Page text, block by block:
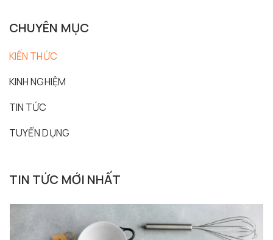
CHUYÊN MỤC
KIẾN THỨC
KINH NGHIỆM
TIN TỨC
TUYỂN DỤNG
TIN TỨC MỚI NHẤT